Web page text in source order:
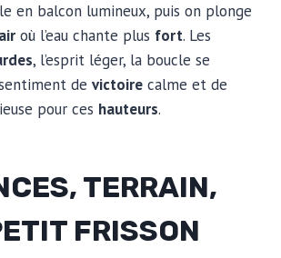
en balcon lumineux, puis on plonge
où l’eau chante plus fort. Les
, l’esprit léger, la boucle se
de victoire calme et de
pour ces hauteurs.
TERRAIN,
FRISSON